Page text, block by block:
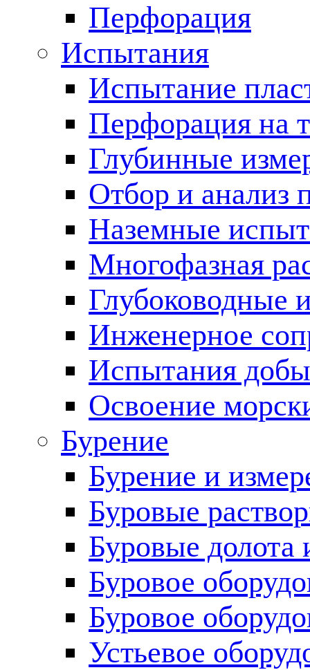
Перфорация
Испытания
Испытание
Перфорация на
Глубинные
Отбор и анализ
Наземные
Многофазная
Глубоководные
Инженерное
Испытания
Освоение
Бурение
Бурение и
Буровые
Буровые долота
Буровое
Буровое
Устьевое